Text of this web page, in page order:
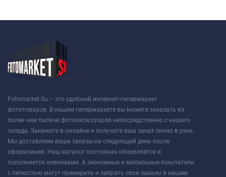
Fotomarket.Su – это удобный интернет-гипермаркет
фототоваров. В нашем гипермаркете вы можете заказать из
более чем тысячи фотоаксессуаров непосредственно с нашего
склада. Закажите в онлайне и получите ваш заказ лично в руки.
Мы доставляем ваши заказы на следующий день после
оформления. Наш каталог постоянно обновляется и
пополняется новинками. А экономные и мобильные покупатели
с легкостью могут примерить и забрать свои заказы в нашем